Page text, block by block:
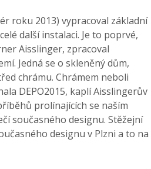
roku 2013) vypracoval základní
další instalaci. Je to poprvé,
Aisslinger, zpracoval
Jedná se o skleněný dům,
chrámu. Chrámem neboli
DEPO2015, kaplí Aisslingerův
prolínajících se naším
současného designu. Stěžejní
designu v Plzni a to na